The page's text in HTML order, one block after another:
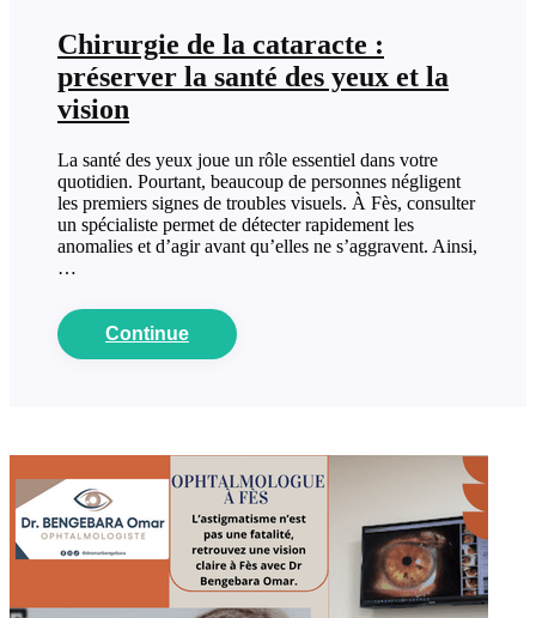
Chirurgie de la cataracte :
préserver la santé des yeux et la
vision
La santé des yeux joue un rôle essentiel dans votre
quotidien. Pourtant, beaucoup de personnes négligent
les premiers signes de troubles visuels. À Fès, consulter
un spécialiste permet de détecter rapidement les
anomalies et d’agir avant qu’elles ne s’aggravent. Ainsi,
…
Continue